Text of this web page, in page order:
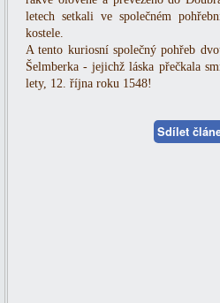
letech setkali ve společném
kostele.
A tento kuriosní společný pohřeb
Šelmberka - jejichž láska přečkala
lety, 12. října roku 1548!
Sdílet